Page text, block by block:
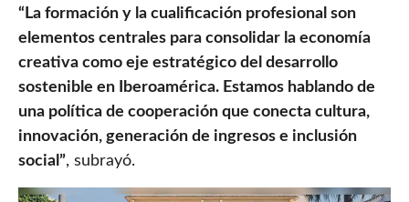
“La formación y la cualificación profesional son
elementos centrales para consolidar la economía
creativa como eje estratégico del desarrollo
sostenible en Iberoamérica. Estamos hablando de
una política de cooperación que conecta cultura,
innovación, generación de ingresos e inclusión
social”, subrayó.